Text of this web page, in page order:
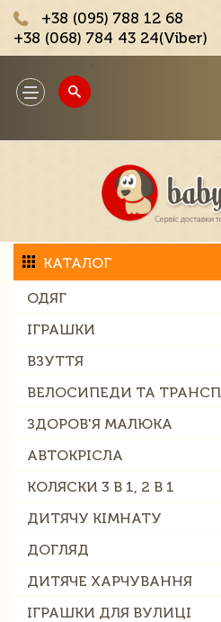
+38 (095) 788 12 68
+38 (068) 784 43 24(Viber)
Toggle
navigation
КАТАЛОГ
ОДЯГ
ІГРАШКИ
ВЗУТТЯ
ВЕЛОСИПЕДИ ТА
ЗДОРОВ'Я МАЛЮКА
АВТОКРІСЛА
КОЛЯСКИ 3 В 1, 2 В 1
ДИТЯЧУ КІМНАТУ
ДОГЛЯД
ДИТЯЧЕ ХАРЧУВАННЯ
ІГРАШКИ ДЛЯ ВУЛИЦІ